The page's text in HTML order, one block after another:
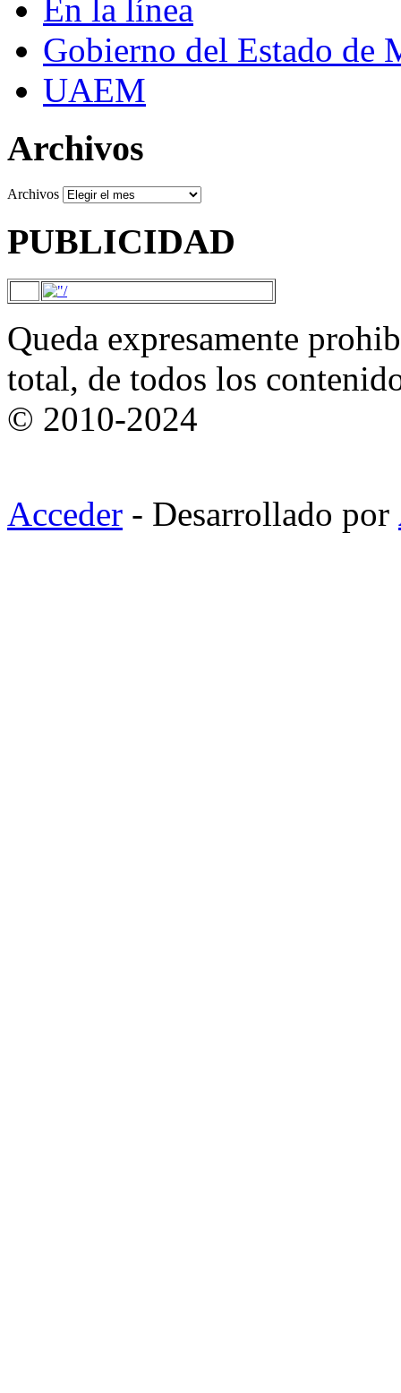
En la línea
Gobierno del Estado de
UAEM
Archivos
Archivos
PUBLICIDAD
Queda expresamente
total, de todos los
© 2010-2024
Acceder - Desarrollado por